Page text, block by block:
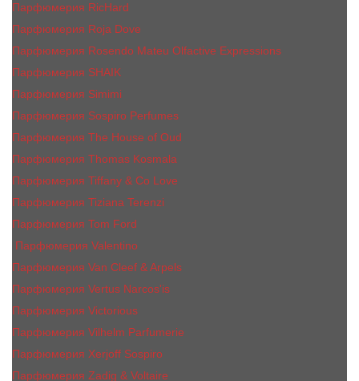
Парфюмерия RicHard
Парфюмерия Roja Dove
Парфюмерия Rosendo Mateu Olfactive Expressions
Парфюмерия SHAIK
Парфюмерия Simimi
Парфюмерия Sospiro Perfumes
Парфюмерия The House of Oud
Парфюмерия Thomas Kosmala
Парфюмерия Tiffany & Co Love
Парфюмерия Tiziana Terenzi
Парфюмерия Tom Ford
Парфюмерия Valentino
Парфюмерия Van Cleef & Arpels
Парфюмерия Vertus Narcos'is
Парфюмерия Victorious
Парфюмерия Vilhelm Parfumerie
Парфюмерия Xerjoff Sospiro
Парфюмерия Zadig & Voltaire